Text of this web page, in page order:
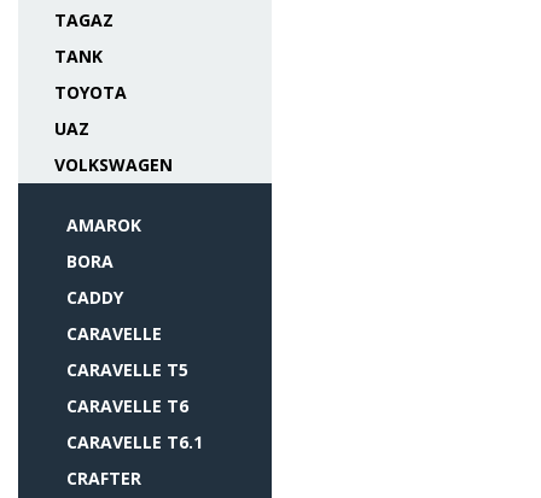
TAGAZ
TANK
TOYOTA
UAZ
VOLKSWAGEN
AMAROK
BORA
CADDY
CARAVELLE
CARAVELLE T5
CARAVELLE T6
CARAVELLE T6.1
CRAFTER